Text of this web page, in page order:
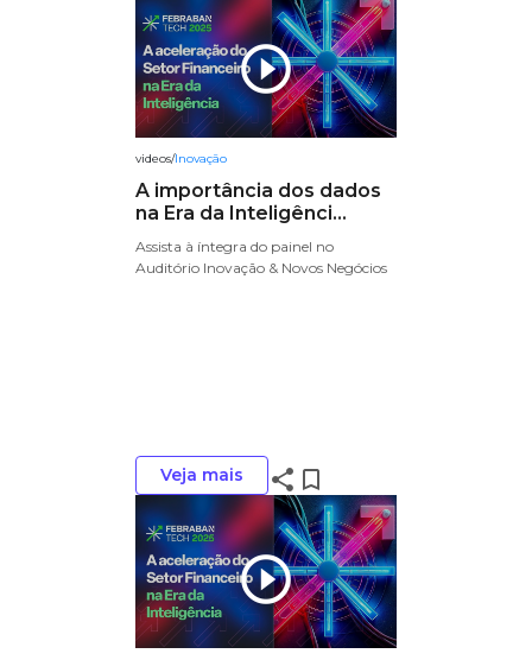
play_circle_outline
videos/Inovação
A importância dos dados
na Era da Inteligênci...
Assista à íntegra do painel no
Auditório Inovação & Novos Negócios
Veja mais share bookmark_border
play_circle_outline